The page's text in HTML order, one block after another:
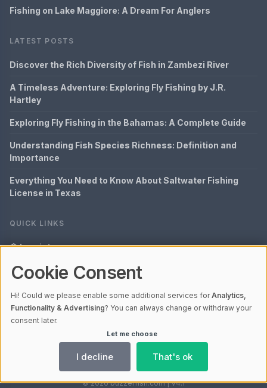
Fishing on Lake Maggiore: A Dream For Anglers
LATEST POSTS
Discover the Rich Diversity of Fish in Zambezi River
A Timeless Adventure: Exploring Fly Fishing by J.R.
Hartley
Exploring Fly Fishing in the Bahamas: A Complete Guide
Understanding Fish Species Richness: Definition and
Importance
Everything You Need to Know About Saltwater Fishing
License in Texas
QUICK LINKS
Imprint
Data Privacy
Content Information
Glossary
© 2026 buzzerfish.com | V4.1
Cookie Consent
Hi! Could we please enable some additional services forAnalytics,
Functionality & Advertising? You can always change or withdraw your
consent later.
Let me choose
I decline That's ok